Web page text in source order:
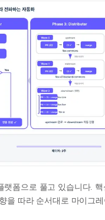
랫폼으로 풀고 있습니다. 핵
을 따라 순서대로 마이그